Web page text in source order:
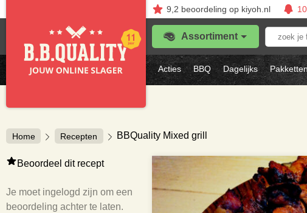
9,2 beoordelingop kiyoh.nl
Assortiment
Zoek
je
favoriete
stuk
vlees..
Acties BBQ Dagelijks Pakketten
Home Recepten BBQuality Mixed grill
Beoordeel dit recept
Je moet ingelogd zijn om een
beoordeling achter te laten.